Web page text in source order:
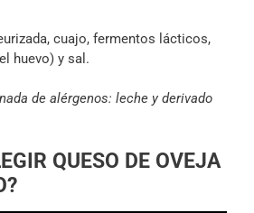
cuajo, fermentos lácticos,
huevo) y sal.
de alérgenos: leche y derivado
QUESO DE OVEJA